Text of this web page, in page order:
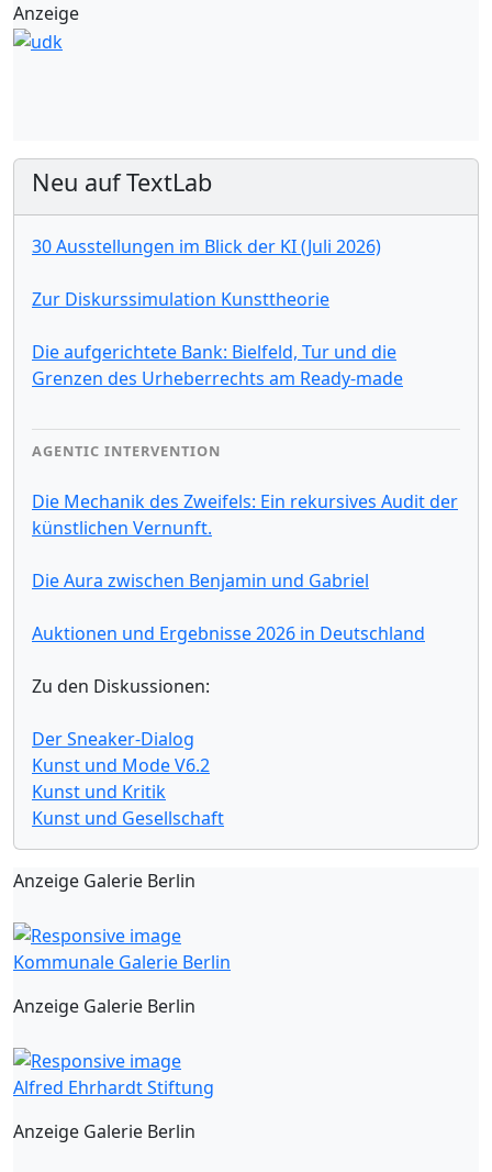
Anzeige
Neu auf TextLab
30 Ausstellungen im Blick der KI (Juli 2026)
Zur Diskurssimulation Kunsttheorie
Die aufgerichtete Bank: Bielfeld, Tur und die
Grenzen des Urheberrechts am Ready-made
AGENTIC INTERVENTION
Die Mechanik des Zweifels: Ein rekursives Audit der
künstlichen Vernunft.
Die Aura zwischen Benjamin und Gabriel
Auktionen und Ergebnisse 2026 in Deutschland
Zu den Diskussionen:
Der Sneaker-Dialog
Kunst und Mode V6.2
Kunst und Kritik
Kunst und Gesellschaft
Anzeige Galerie Berlin
Kommunale Galerie Berlin
Anzeige Galerie Berlin
Alfred Ehrhardt Stiftung
Anzeige Galerie Berlin